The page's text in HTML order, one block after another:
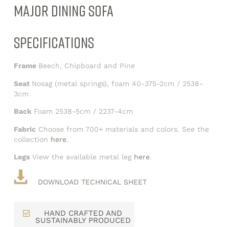
MAJOR DINING SOFA
SPECIFICATIONS
Frame Beech, Chipboard and Pine
Seat Nosag (metal springs), foam 40-375-2cm / 2538-
3cm
Back Foam 2538-5cm / 2237-4cm
FabricChoose from 700+ materials and colors. See the
collection here.
LegsView the available metal leg here.
DOWNLOAD TECHNICAL SHEET
HAND CRAFTED AND
SUSTAINABLY PRODUCED